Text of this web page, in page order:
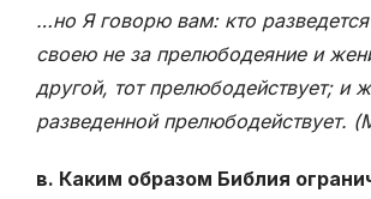
…но Я говорю вам: кто
своею не за прелюбодеяние и
другой, тот прелюбодействует; и
разведенной прелюбодействует.
в. Каким образом Библия